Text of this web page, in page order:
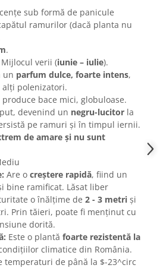
sub formă de panicule
ramurilor (dacă planta nu
.
Mijlocul verii (iunie – iulie).
un parfum dulce, foarte intens,
polenizatori.
bace mici, globuloase.
devenind un negru-lucitor la
pe ramuri și în timpul iernii.
de amare și nu sunt
Are o creștere rapidă, fiind un
bine ramificat. Lăsat liber
o înălțime de 2 - 3 metri și
Prin tăieri, poate fi menținut cu
dorită.
Este o plantă foarte rezistentă la
climatice din România.
temperaturi de până la $-23^circ